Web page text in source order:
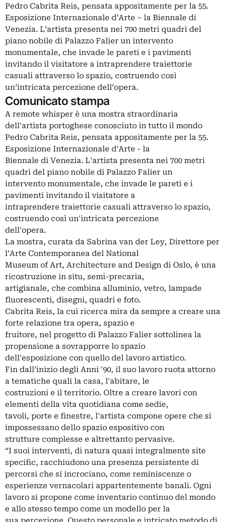
Pedro Cabrita Reis, pensata appositamente per la 55.
Esposizione Internazionale d’Arte – la Biennale di
Venezia. L’artista presenta nei 700 metri quadri del
piano nobile di Palazzo Falier un intervento
monumentale, che invade le pareti e i pavimenti
invitando il visitatore a intraprendere traiettorie
casuali attraverso lo spazio, costruendo così
un’intricata percezione dell’opera.
Comunicato stampa
A remote whisper è una mostra straordinaria
dell'artista portoghese conosciuto in tutto il mondo
Pedro Cabrita Reis, pensata appositamente per la 55.
Esposizione Internazionale d'Arte - la
Biennale di Venezia. L'artista presenta nei 700 metri
quadri del piano nobile di Palazzo Falier un
intervento monumentale, che invade le pareti e i
pavimenti invitando il visitatore a
intraprendere traiettorie casuali attraverso lo spazio,
costruendo così un'intricata percezione
dell'opera.
La mostra, curata da Sabrina van der Ley, Direttore per
l’Arte Contemporanea del National
Museum of Art, Architecture and Design di Oslo, è una
ricostruzione in situ, semi-precaria,
artigianale, che combina alluminio, vetro, lampade
fluorescenti, disegni, quadri e foto.
Cabrita Reis, la cui ricerca mira da sempre a creare una
forte relazione tra opera, spazio e
fruitore, nel progetto di Palazzo Falier sottolinea la
propensione a sovrapporre lo spazio
dell'esposizione con quello del lavoro artistico.
Fin dall’inizio degli Anni '90, il suo lavoro ruota attorno
a tematiche quali la casa, l'abitare, le
costruzioni e il territorio. Oltre a creare lavori con
elementi della vita quotidiana come sedie,
tavoli, porte e finestre, l'artista compone opere che si
impossessano dello spazio espositivo con
strutture complesse e altrettanto pervasive.
“I suoi interventi, di natura quasi integralmente site
specific, racchiudono una presenza persistente di
percorsi che si incrociano, come reminiscenze o
esperienze vernacolari appartentemente banali. Ogni
lavoro si propone come inventario continuo del mondo
e allo stesso tempo come un modello per la